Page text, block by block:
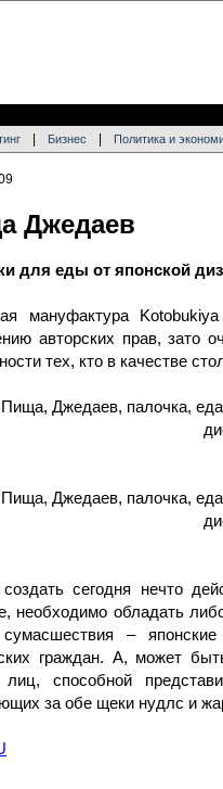
Бизнес Политика и
Джедаев
для еды от японской
мануфактура
авторских прав, зато
тех, кто в качестве
сегодня нечто
необходимо обладать
–
граждан. А, может
лиц, способной
за обе щеки нудлс и